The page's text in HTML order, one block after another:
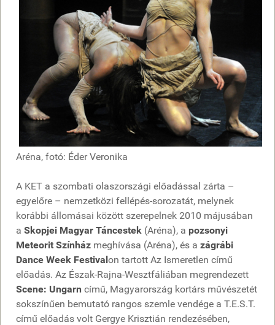
Aréna, fotó: Éder Veronika
A KET a szombati olaszországi előadással zárta –
egyelőre – nemzetközi fellépés-sorozatát, melynek
korábbi állomásai között szerepelnek 2010 májusában
a Skopjei Magyar Táncestek (Aréna), a pozsonyi
Meteorit Színház meghívása (Aréna), és a zágrábi
Dance Week Festivalon tartott Az Ismeretlen című
előadás. Az Észak-Rajna-Wesztfáliában megrendezett
Scene: Ungarn című, Magyarország kortárs művészetét
sokszínűen bemutató rangos szemle vendége a T.E.S.T.
című előadás volt Gergye Krisztián rendezésében,